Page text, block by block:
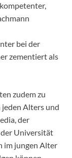
bei der
zementiert als
zudem zu
Alters und
der
Universität
im jungen Alter